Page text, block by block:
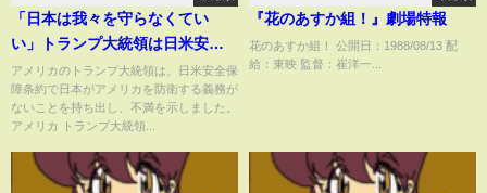
「日本は我々を守らなくてい
い」トランプ大統領は日米安全
保障条約に不満示す｜
TBS NEWS DIG
アメリカのトランプ大統領は、日米安全保
障条約で日本がアメリカを防衛する義務が
ないことを持ち出し、不満を示しました。
アメリカ トランプ大統領...
『花のあすか組！』劇場特報
花のあすか組！ 公開日：1988/08/13 配
給：東映 監督：崔洋一...